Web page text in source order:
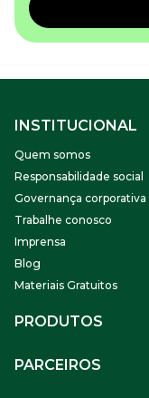
INSTITUCIONAL
Quem somos
Responsabilidade social
Governança corporativa
Trabalhe conosco
Imprensa
Blog
Materiais Gratuitos
PRODUTOS
Benefícios
PARCEIROS